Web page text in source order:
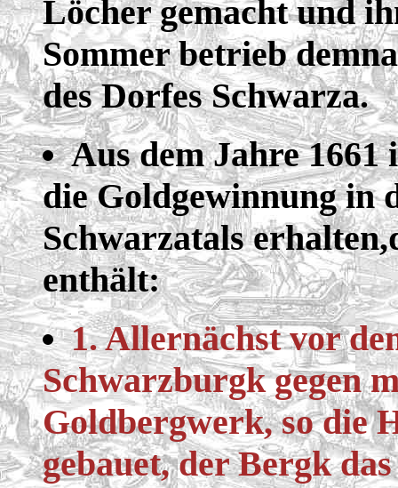
Löcher gemacht und
Sommer betrieb
des Dorfes Schwarza.
Aus dem Jahre
die Goldgewinnung in
Schwarzatals
enthält:
1. Allernächst vor
Schwarzburgk gegen
Goldbergwerk, so die
gebauet, der Bergk